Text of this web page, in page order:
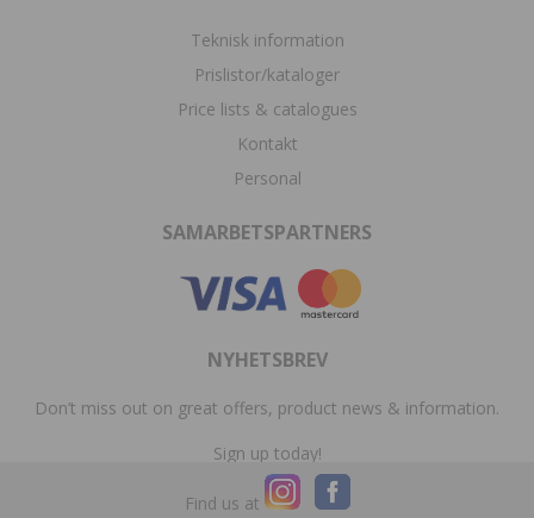
Teknisk information
Prislistor/kataloger
Price lists & catalogues
Kontakt
Personal
SAMARBETSPARTNERS
NYHETSBREV
Don’t miss out on great offers, product news & information.
Sign up today!
Find us at